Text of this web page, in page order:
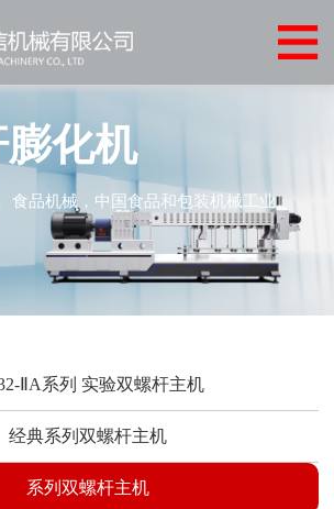
化机
食品机械，中国食品和包装机械工业
ⅡA系列 实验双螺杆主机
经典系列双螺杆主机
系列双螺杆主机